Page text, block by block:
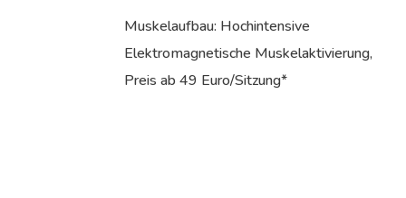
Muskelaufbau: Hochintensive
Elektromagnetische Muskelaktivierung,
Preis ab 49 Euro/Sitzung*